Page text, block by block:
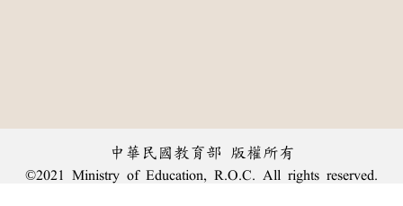
中華民國教育部 版權所有
©2021 Ministry of Education, R.O.C. All rights reserved.